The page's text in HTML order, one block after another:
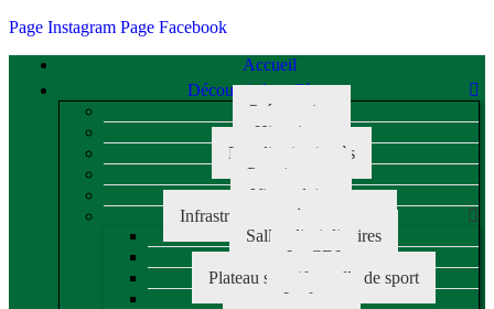
Page Instagram Page Facebook
Accueil
Découvrir le collège
Présentation
Historique
Localisation/accès
Premiers pas
Vie scolaire
Infrastructure et équipements
Salles disciplinaires
Le CDI
Plateau sportif et salle de sport
Le foyer